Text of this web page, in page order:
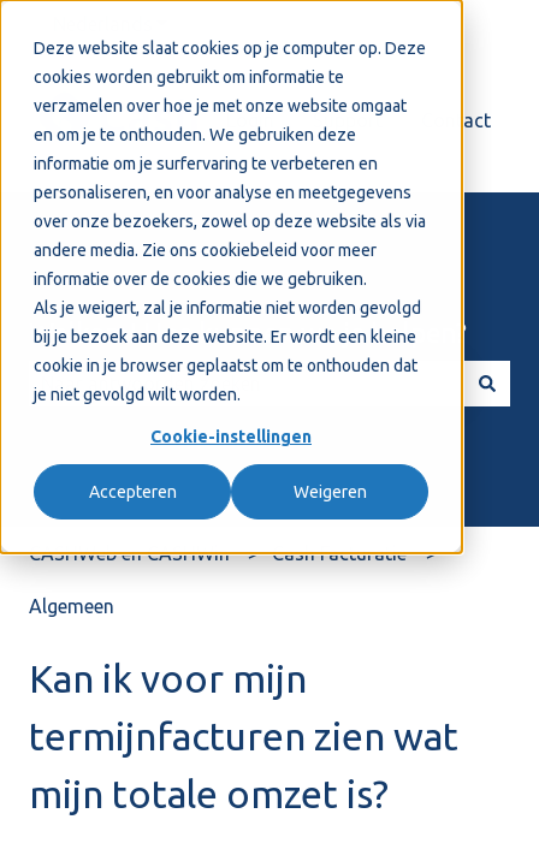
Deze website slaat cookies op je computer op. Deze
cookies worden gebruikt om informatie te
verzamelen over hoe je met onze website omgaat
en om je te onthouden. We gebruiken deze
informatie om je surfervaring te verbeteren en
personaliseren, en voor analyse en meetgegevens
over onze bezoekers, zowel op deze website als via
andere media. Zie ons cookiebeleid voor meer
informatie over de cookies die we gebruiken.
Als je weigert, zal je informatie niet worden gevolgd
bij je bezoek aan deze website. Er wordt een kleine
cookie in je browser geplaatst om te onthouden dat
je niet gevolgd wilt worden.
Cookie-instellingen
Accepteren Weigeren
Support Contact
Welkom! Hoe kunnen we je helpen?
CASHWeb en CASHWin Cash Facturatie
Algemeen
Kan ik voor mijn
termijnfacturen zien wat
mijn totale omzet is?